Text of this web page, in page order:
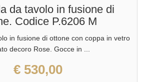
da tavolo in fusione di
Codice P.6206 M
in fusione di ottone con coppa in vetro
decoro Rose. Gocce in ...
€ 530,00